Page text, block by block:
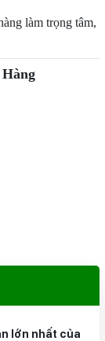
làm trọng tâm,
lớn nhất của